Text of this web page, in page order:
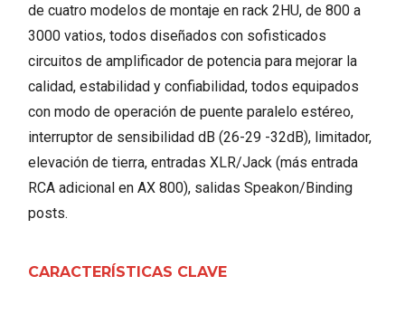
de cuatro modelos de montaje en rack 2HU, de 800 a
3000 vatios, todos diseñados con sofisticados
circuitos de amplificador de potencia para mejorar la
calidad, estabilidad y confiabilidad, todos equipados
con modo de operación de puente paralelo estéreo,
interruptor de sensibilidad dB (26-29 -32dB), limitador,
elevación de tierra, entradas XLR/Jack (más entrada
RCA adicional en AX 800), salidas Speakon/Binding
posts.
CARACTERÍSTICAS CLAVE